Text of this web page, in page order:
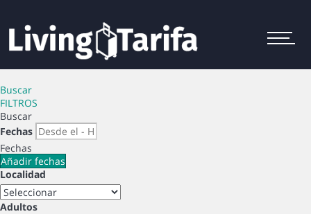
Menu
Buscar
FILTROS
Buscar
Fechas
Fechas
Añadir fechas
Localidad
Adultos